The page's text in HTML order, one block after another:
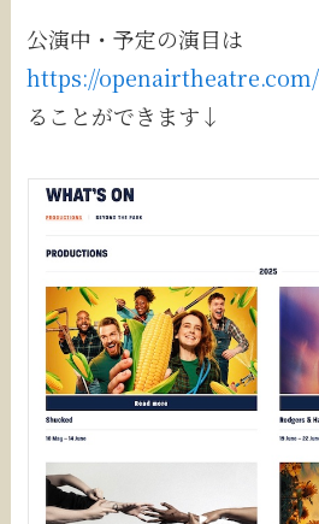
公演中・予定の演目は
https://
ることができます↓